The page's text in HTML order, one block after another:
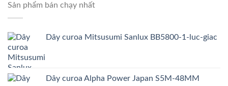
Sản phẩm bán chạy nhất
Dây curoa Mitsusumi Sanlux BB5800-1-luc-giac
Dây curoa Alpha Power Japan S5M-48MM